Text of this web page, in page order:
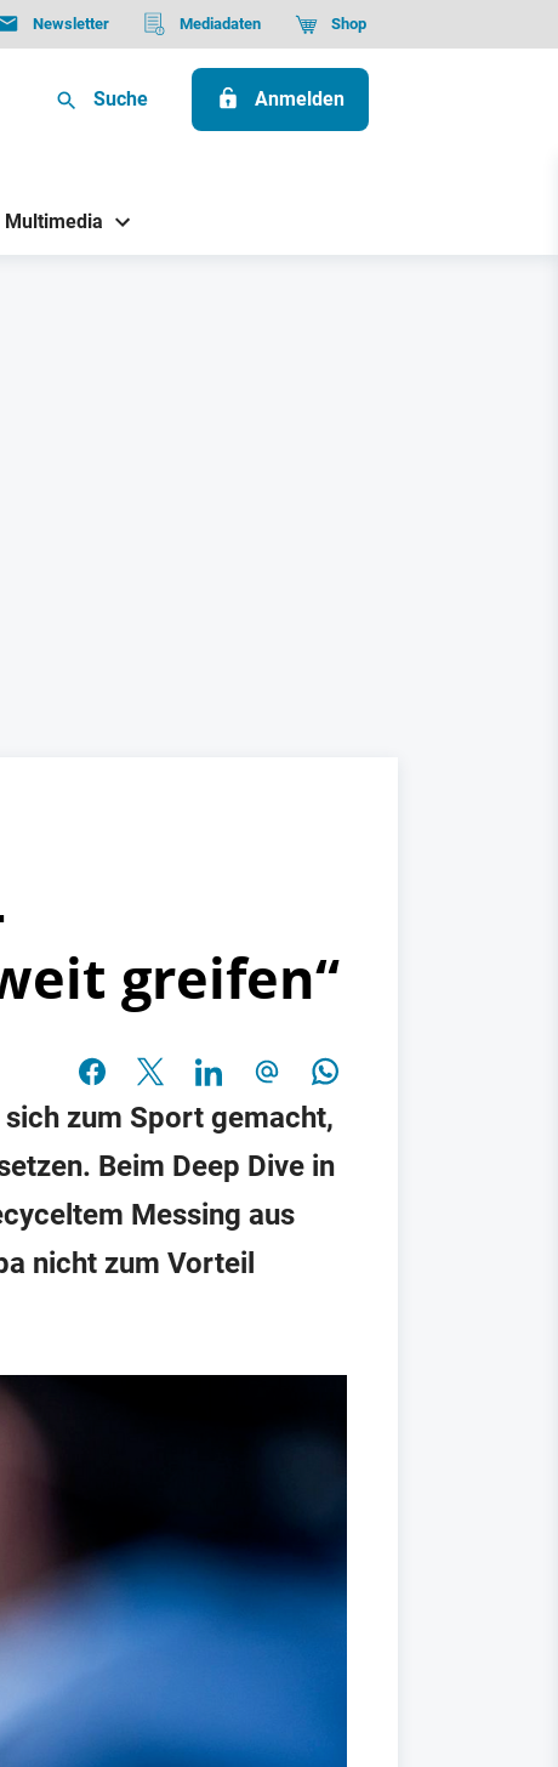
Newsletter Mediadaten Shop
Suche Anmelden
Multimedia
greifen“
zum Sport gemacht,
Beim Deep Dive in
Messing aus
nicht zum Vorteil